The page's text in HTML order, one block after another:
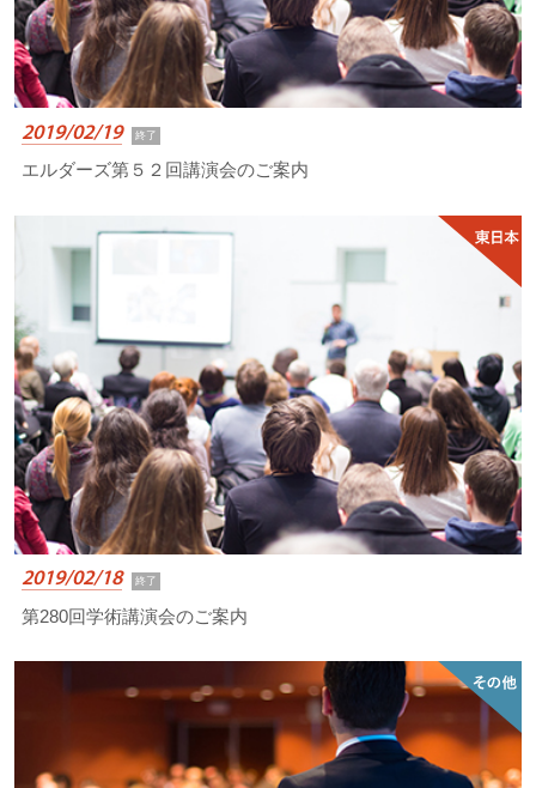
2019/02/19 終了
エルダーズ第５２回講演会のご案内
2019/02/18 終了
第280回学術講演会のご案内